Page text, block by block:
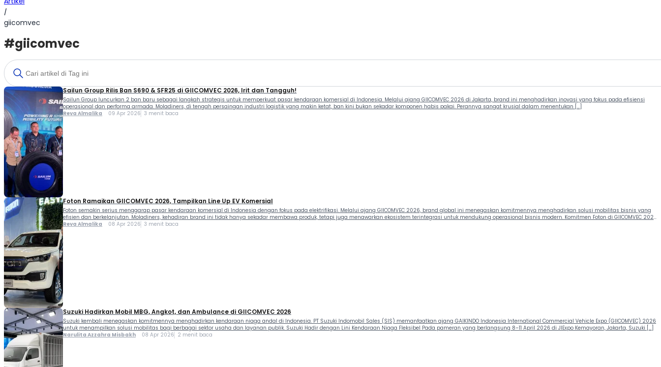
/
giicomvec
#giicomvec
Sailun Group Rilis Ban S690 & SFR25 di GIICOMVEC 2026, Irit dan Tangguh!
Sailun Group luncurkan 2 ban baru sebagai langkah strategis untuk memperkuat pasar kendaraan komersial di Indonesia. Melalui ajang GIICOMVEC 2026 di Jakarta, brand ini menghadirkan inovasi yang fokus pada efisiensi
operasional dan performa armada. Moladiners, di tengah persaingan industri logistik yang makin ketat, ban kini bukan sekadar komponen habis pakai. Perannya sangat krusial dalam menentukan […]
Reva Almalika 09 Apr 2026 3 menit baca
Foton Ramaikan GIICOMVEC 2026, Tampilkan Line Up EV Komersial
Foton semakin serius menggarap pasar kendaraan komersial di Indonesia dengan fokus pada elektrifikasi. Melalui ajang GIICOMVEC 2026, brand global ini menegaskan komitmennya menghadirkan solusi mobilitas bisnis yang
efisien dan berkelanjutan. Moladiners, kehadiran brand ini tidak hanya sekadar membawa produk, tetapi juga menawarkan ekosistem terintegrasi untuk mendukung operasional bisnis modern. Komitmen Foton di GIICOMVEC 2026
Partisipasi […]
Reva Almalika 08 Apr 2026 3 menit baca
Suzuki Hadirkan Mobil MBG, Angkot, dan Ambulance di GIICOMVEC 2026
Suzuki kembali menegaskan komitmennya menghadirkan kendaraan niaga andal di Indonesia. PT Suzuki Indomobil Sales (SIS) memanfaatkan ajang GAIKINDO Indonesia International Commercial Vehicle Expo (GIICOMVEC) 2026
untuk menampilkan solusi mobilitas bagi berbagai sektor usaha dan layanan publik. Suzuki Hadir dengan Lini Kendaraan Niaga Fleksibel Pada pameran yang berlangsung 8–11 April 2026 di JIExpo Kemayoran, Jakarta, Suzuki […]
Narulita Azzahra Misbakh 08 Apr 2026 2 menit baca